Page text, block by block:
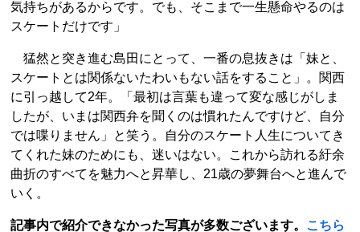
気持ちがあるからです。でも、そこまで一生懸命やるのは
スケートだけです」
猛然と突き進む島田にとって、一番の息抜きは「妹と、
スケートとは関係ないたわいもない話をすること」。関西
に引っ越して2年。「最初は言葉も違って変な感じがしま
したが、いまは関西弁を聞くのは慣れたんですけど、自分
では喋りません」と笑う。自分のスケート人生についてき
てくれた妹のためにも、迷いはない。これから訪れる紆余
曲折のすべてを魅力へと昇華し、21歳の夢舞台へと進んで
いく。
記事内で紹介できなかった写真が多数ございます。 こちら